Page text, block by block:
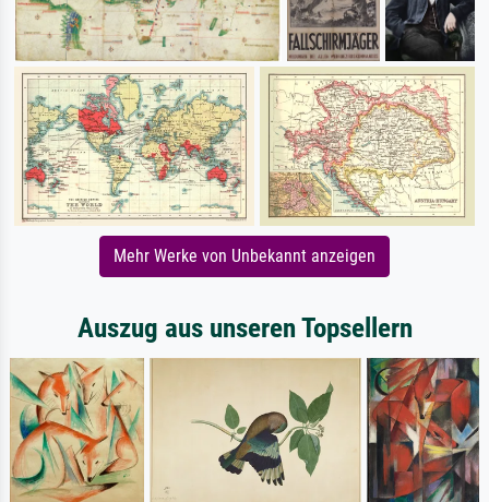
Mehr Werke von Unbekannt anzeigen
Auszug aus unseren Topsellern